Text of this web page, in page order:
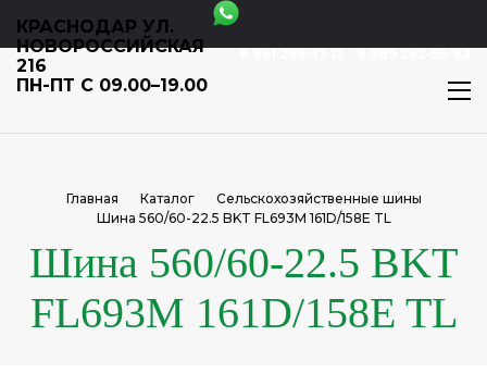
КРАСНОДАР УЛ.
НОВОРОССИЙСКАЯ
216
ПН-ПТ С 09.00–19.00
8 861 298-17-12 8 989 262-55-83
Главная Каталог
Сельскохозяйственные шины
Шина 560/60-22.5 BKT FL693M 161D/158E TL
Шина 560/60-22.5 BKT
FL693M 161D/158E TL